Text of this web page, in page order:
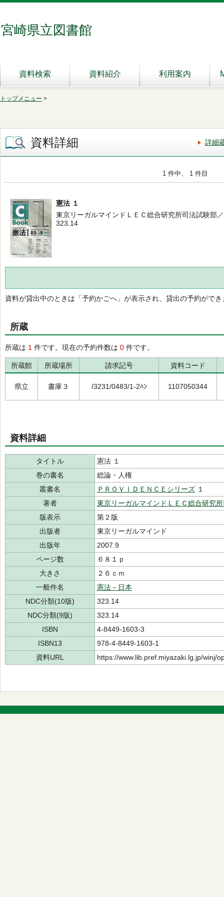
宮崎県立図書館
資料検索 資料紹介 利用案内
トップメニュー >
資料詳細 詳細
1 件中、 1 件目
憲法 １
東京リーガルマインドＬＥＣ総合研究所司法試験部
323.14
資料が貸出中のときは「予約かごへ」が表示され、貸出の予約ができ
所蔵
所蔵は 1 件です。現在の予約件数は 0 件です。
所蔵館 所蔵場所 請求記号 資料コード
県立 書庫３ /3231/0483/1-2ﾊﾝ 1107050344
資料詳細
タイトル
憲法 １
巻の書名
総論・人権
叢書名
ＰＲＯＶＩＤＥＮＣＥシリーズ １
著者
東京リーガルマインドＬＥＣ総合研究
版表示
第２版
出版者
東京リーガルマインド
出版年
2007.9
ページ数
６８１ｐ
大きさ
２６ｃｍ
一般件名
憲法－日本
NDC分類(10版)
323.14
NDC分類(9版)
323.14
ISBN
4-8449-1603-3
ISBN13
978-4-8449-1603-1
資料URL
https://www.lib.pref.miyazaki.lg.jp/winj/